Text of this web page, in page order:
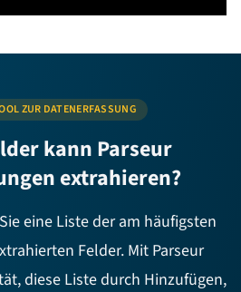
ZUR DATENERFASSUNG
kann Parseur
extrahieren?
eine Liste der am häufigsten
Felder. Mit Parseur
diese Liste durch Hinzufügen,